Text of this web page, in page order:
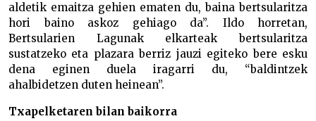
aldetik emaitza gehien ematen du, baina bertsularitza
hori baino askoz gehiago da”. Ildo horretan,
Bertsularien Lagunak elkarteak bertsularitza
sustatzeko eta plazara berriz jauzi egiteko bere esku
dena eginen duela iragarri du, “baldintzek
ahalbidetzen duten heinean”.
Txapelketaren bilan baikorra